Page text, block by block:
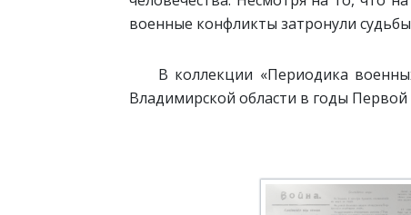
военные конфликты затронули
В коллекции «Периодика
Владимирской области в годы